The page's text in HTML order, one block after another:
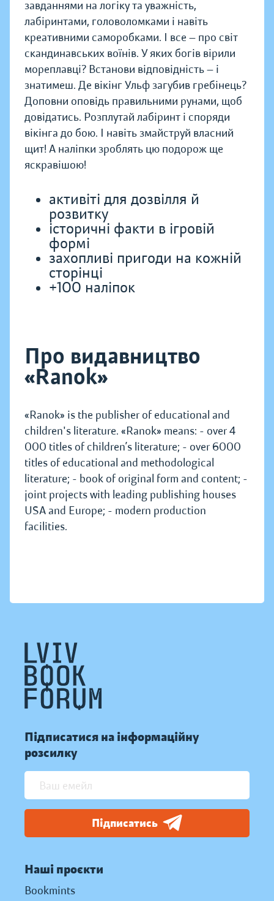
завданнями на логіку та уважність,
лабіринтами, головоломками і навіть
креативними саморобками. І все — про світ
скандинавських воїнів. У яких богів вірили
мореплавці? Встанови відповідність — і
знатимеш. Де вікінг Ульф загубив гребінець?
Доповни оповідь правильними рунами, щоб
довідатись. Розплутай лабіринт і споряди
вікінга до бою. І навіть змайструй власний
щит! А наліпки зроблять цю подорож ще
яскравішою!
активіті для дозвілля й
розвитку
історичні факти в ігровій
формі
захопливі пригоди на кожній
сторінці
+100 наліпок
Про видавництво
«Ranok»
«Ranok» is the publisher of educational and
children's literature. «Ranok» means: - over 4
000 titles of children’s literature; - over 6000
titles of educational and methodological
literature; - book of original form and content; -
joint projects with leading publishing houses
USA and Europe; - modern production
facilities.
Підписатися на інформаційну
розсилку
Підписатись
Наші проєкти
Bookmints